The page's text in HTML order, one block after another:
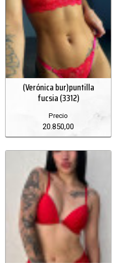
(Verónica bur)puntilla
fucsia (3312)
Precio
20.850,00